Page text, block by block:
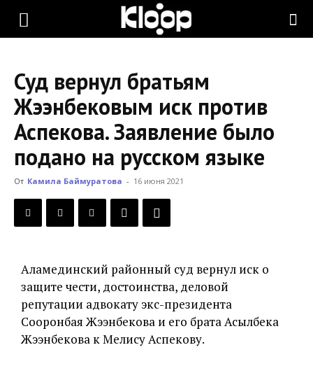
KLOOP.KG
Новости
Кыргызстана
Суд вернул братьям
Жээнбековым иск против
Аспекова. Заявление было
подано на русском языке
От Камила Баймуратова - 16 июня 2021
Аламединский районный суд вернул иск о
защите чести, достоинства, деловой
репутации адвокату экс-президента
Сооронбая Жээнбекова и его брата Асылбека
Жээнбекова к Мелису Аспекову.